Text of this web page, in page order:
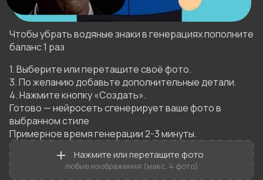
Нажмите или перетащите фото
любые изображения (макс. 4 фото)
Чтобы убрать водяные знаки в генерациях пополните
баланс 1 раз
1. Выберите или перетащите своё фото.
3. По желанию добавьте дополнительные детали.
4. Нажмите кнопку «Создать».
Готово — нейросеть сгенерирует ваше фото в
выбранном стиле
Примерное время генерации 2-3 минуты.